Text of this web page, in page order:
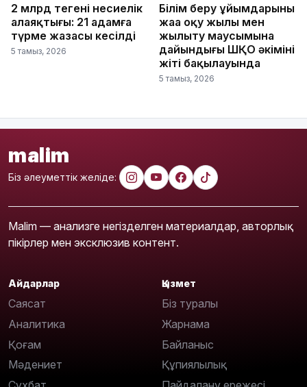
2 млрд теңгенің несиелік
алаяқтығы: 21 адамға
түрме жазасы кесілді
5 тамыз, 2026
Білім беру ұйымдарының
жаңа оқу жылы мен
жылыту маусымына
дайындығы ШҚО әкімінің
жіті бақылауында
5 тамыз, 2026
malim
Біз әлеуметтік желіде:
Malim — анализге негізделген материалдар, авторлық
пікірлер мен эксклюзив контент.
Айдарлар
Саясат
Аналитика
Қоғам
Мәдениет
Қызмет
Біз туралы
Жарнама
Байланыс
Құпиялылық